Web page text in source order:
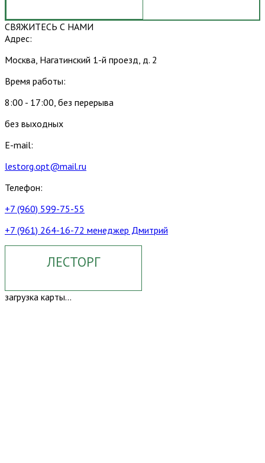
СВЯЖИТЕСЬ С НАМИ
Адрес:
Москва, Нагатинский 1-й проезд, д. 2
Время работы:
8:00 - 17:00, без перерыва
без выходных
E-mail:
lestorg.opt@mail.ru
Телефон:
+7 (960) 599-75-55
+7 (961) 264-16-72 менеджер Дмитрий
ЛЕСТОРГ
загрузка карты...